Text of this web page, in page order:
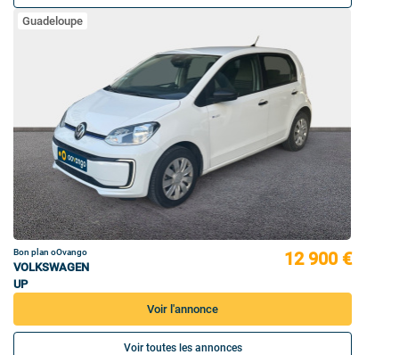
Guadeloupe
Bon plan oOvango
VOLKSWAGEN
UP
12 900 €
Voir l'annonce
Voir toutes les annonces